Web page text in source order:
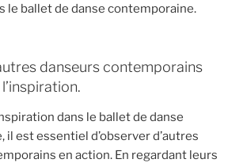
le ballet de danse contemporaine.
danseurs contemporains
dans le ballet de danse
il est essentiel d’observer d’autres
en action. En regardant leurs